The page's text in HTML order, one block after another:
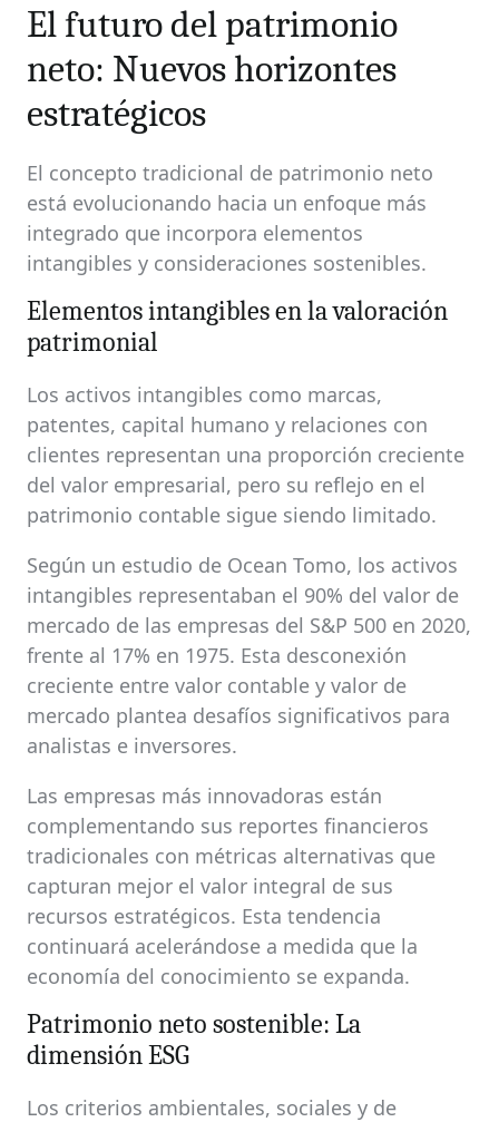
El futuro del patrimonio
neto: Nuevos horizontes
estratégicos
El concepto tradicional de patrimonio neto
está evolucionando hacia un enfoque más
integrado que incorpora elementos
intangibles y consideraciones sostenibles.
Elementos intangibles en la valoración
patrimonial
Los activos intangibles como marcas,
patentes, capital humano y relaciones con
clientes representan una proporción creciente
del valor empresarial, pero su reflejo en el
patrimonio contable sigue siendo limitado.
Según un estudio de Ocean Tomo, los activos
intangibles representaban el 90% del valor de
mercado de las empresas del S&P 500 en 2020,
frente al 17% en 1975. Esta desconexión
creciente entre valor contable y valor de
mercado plantea desafíos significativos para
analistas e inversores.
Las empresas más innovadoras están
complementando sus reportes financieros
tradicionales con métricas alternativas que
capturan mejor el valor integral de sus
recursos estratégicos. Esta tendencia
continuará acelerándose a medida que la
economía del conocimiento se expanda.
Patrimonio neto sostenible: La
dimensión ESG
Los criterios ambientales, sociales y de